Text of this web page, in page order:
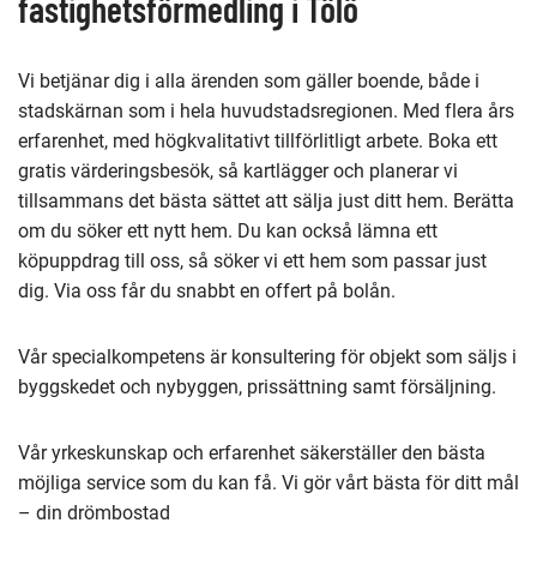
Vi betjänar dig i alla ärenden som gäller boende, både i
stadskärnan som i hela huvudstadsregionen. Med flera års
erfarenhet, med högkvalitativt tillförlitligt arbete. Boka ett
gratis värderingsbesök, så kartlägger och planerar vi
tillsammans det bästa sättet att sälja just ditt hem. Berätta
om du söker ett nytt hem. Du kan också lämna ett
köpuppdrag till oss, så söker vi ett hem som passar just
dig. Via oss får du snabbt en offert på bolån.
Vår specialkompetens är konsultering för objekt som säljs i
byggskedet och nybyggen, prissättning samt försäljning.
Vår yrkeskunskap och erfarenhet säkerställer den bästa
möjliga service som du kan få. Vi gör vårt bästa för ditt mål
– din drömbostad